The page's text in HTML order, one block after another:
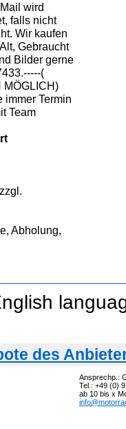
wird
falls nicht
Wir kaufen
Gebraucht
Bilder gerne
(
immer Termin
Team
zzgl.
Abholung,
des
Ansprechp.:
Tel.: +49 (0)
ab 10 bis x